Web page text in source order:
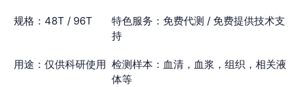
规格：48T / 96T
特色服务：免费代测 / 免费提供技术支
持
用途：仅供科研使用 检测样本：血清，血浆，组织，相关液
体等